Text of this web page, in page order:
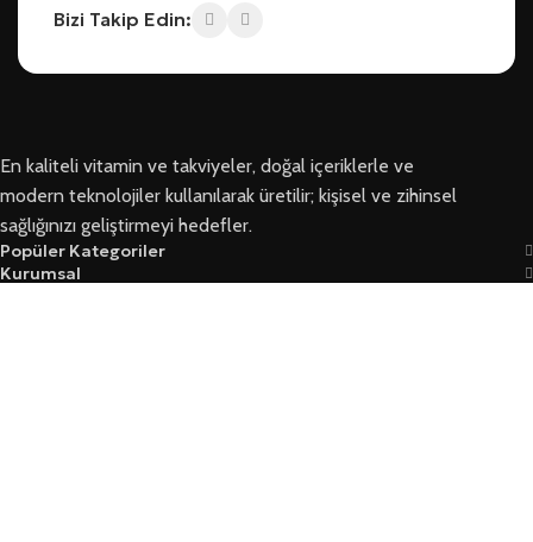
Bizi Takip Edin:
En kaliteli vitamin ve takviyeler, doğal içeriklerle ve
modern teknolojiler kullanılarak üretilir; kişisel ve zihinsel
sağlığınızı geliştirmeyi hedefler.
Popüler Kategoriler
Kurumsal